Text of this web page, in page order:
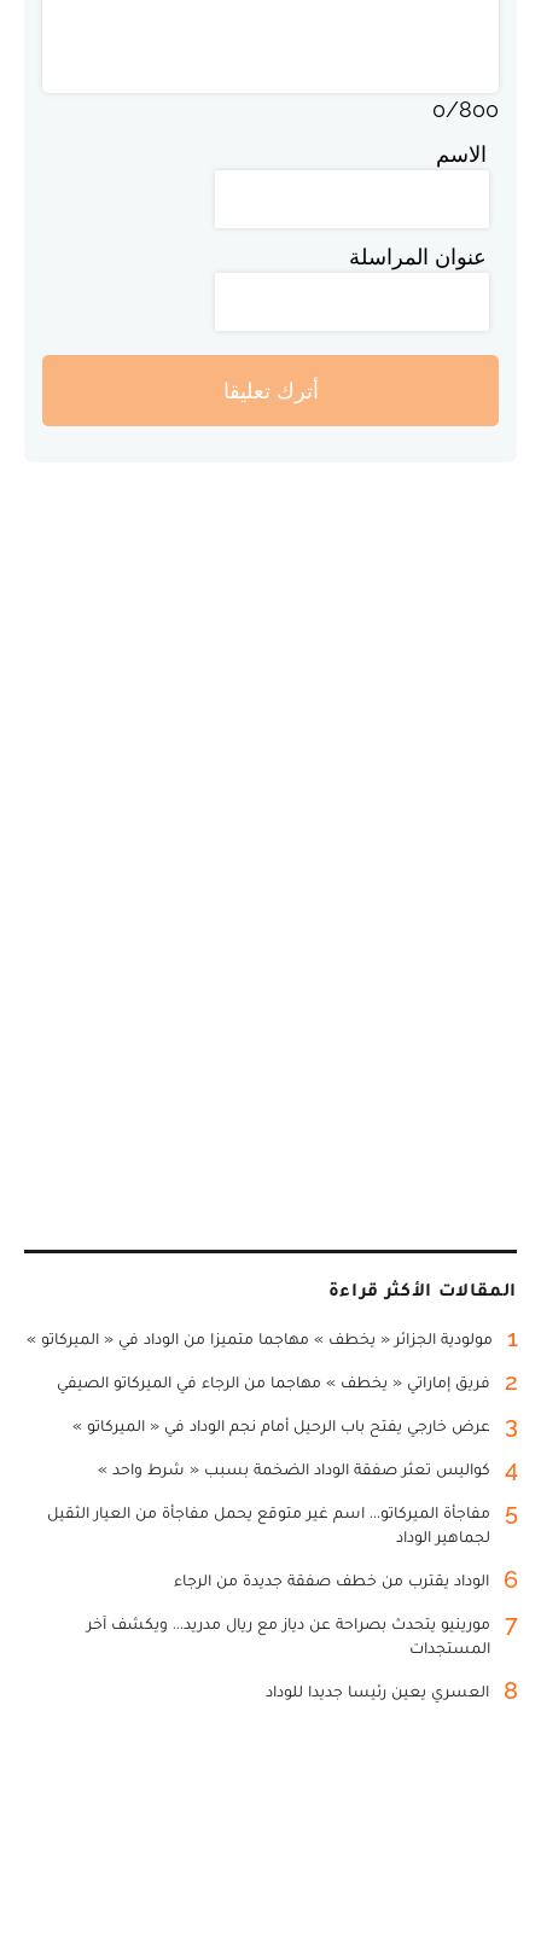
0/800
الاسم
عنوان المراسلة
أترك تعليقا
المقالات الأكثر قراءة
1 مولودية الجزائر « يخطف » مهاجما متميزا من الوداد في « الميركاتو »
2 فريق إماراتي « يخطف » مهاجما من الرجاء في الميركاتو الصيفي
3 عرض خارجي يفتح باب الرحيل أمام نجم الوداد في « الميركاتو »
4 كواليس تعثر صفقة الوداد الضخمة بسبب « شرط واحد »
5
مفاجأة الميركاتو... اسم غير متوقع يحمل مفاجأة من العيار الثقيل
لجماهير الوداد
6 الوداد يقترب من خطف صفقة جديدة من الرجاء
7
مورينيو يتحدث بصراحة عن دياز مع ريال مدريد... ويكشف آخر
المستجدات
8 العسري يعين رئيسا جديدا للوداد